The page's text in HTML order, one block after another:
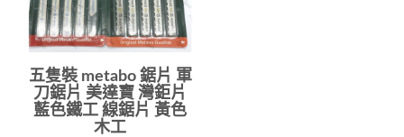
五隻裝 metabo 鋸片 軍
刀鋸片 美達寶 灣鉅片
藍色鐵工 線鋸片 黃色
木工